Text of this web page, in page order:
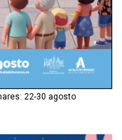
22-30 agosto